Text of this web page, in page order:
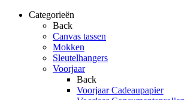
Categorieën
Back
Canvas tassen
Mokken
Sleutelhangers
Voorjaar
Back
Voorjaar Cadeaupapier